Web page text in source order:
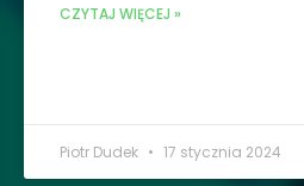
CZYTAJ WIĘCEJ »
Piotr Dudek 17 stycznia 2024